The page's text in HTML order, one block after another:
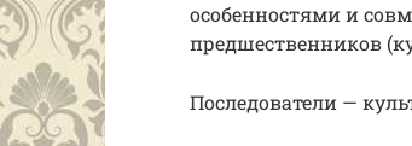
особенностями и
предшественников
Последователи —